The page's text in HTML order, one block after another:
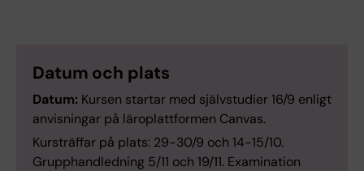
Datum och plats
Datum: Kursen startar med självstudier 16/9 enligt
anvisningar på läroplattformen Canvas.
Kursträffar på plats: 29-30/9 och 14-15/10.
Grupphandledning 5/11 och 19/11. Examination